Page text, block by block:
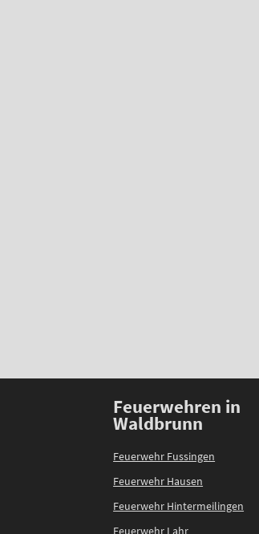
Feuerwehren in
Waldbrunn
Feuerwehr Fussingen
Feuerwehr Hausen
Feuerwehr Hintermeilingen
Feuerwehr Lahr